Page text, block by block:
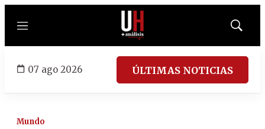
Menú
Mostrar
07 ago 2026 ÚLTIMAS NOTICIAS
Mundo